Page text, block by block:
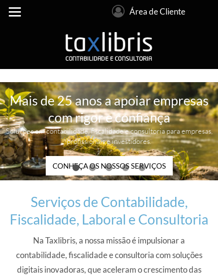
Área de Cliente
Mais de 25 anos a apoiar empresas
com rigor e confiança
Soluções em contabilidade, fiscalidade e consultoria para empresas,
profissionais e investidores.
CONHEÇA OS NOSSOS SERVIÇOS
Serviços de Contabilidade,
Fiscalidade, Laboral e Consultoria
Na Taxlibris, a nossa missão é impulsionar a
contabilidade, fiscalidade e consultoria com soluções
digitais inovadoras, que aceleram o crescimento das